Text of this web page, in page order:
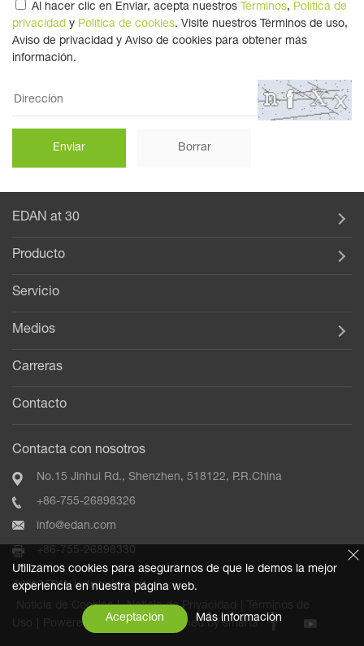
Utilizamos cookies para asegurarnos de que le demos la mejor
experiencia en nuestra página web.
Aceptación Más información
Al hacer clic en Enviar, acepta nuestros Términos, Política de
privacidad y Política de cookies. Visite nuestros Términos de uso,
Aviso de privacidad y Aviso de cookies para obtener más
información.
EDAN at 30
Producto
Servicio
Medios
Carreras
Contacto
Contacta con nosotros
No.15 Jinhui Rd., Shenzhen, 518122, P.R.China
+86-755-26898326
info@edan.com
+86-755-26898330
©2020 EDAN Instruments, Inc.
Noticia de Cookies | Noticia de Privacidad
Powered by szweb | Designed by smarta